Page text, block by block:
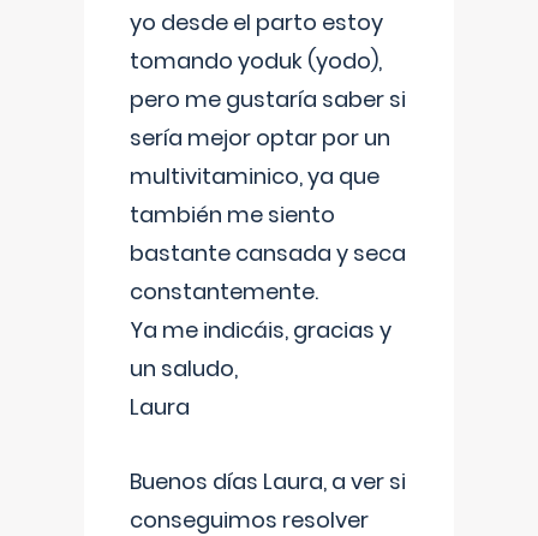
yo desde el parto estoy
tomando yoduk (yodo),
pero me gustaría saber si
sería mejor optar por un
multivitaminico, ya que
también me siento
bastante cansada y seca
constantemente.
Ya me indicáis, gracias y
un saludo,
Laura
Buenos días Laura, a ver si
conseguimos resolver